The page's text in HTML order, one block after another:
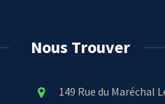
Nous Trouver
149 Rue du Maréchal